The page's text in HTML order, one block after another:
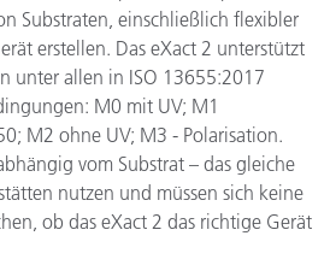
Substraten, einschließlich flexibler
erstellen. Das eXact 2 unterstützt
unter allen in ISO 13655:2017
M0 mit UV; M1
M2 ohne UV; M3 - Polarisation.
vom Substrat – das gleiche
nutzen und müssen sich keine
ob das eXact 2 das richtige Gerät